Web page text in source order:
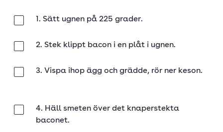
1. Sätt ugnen på 225 grader.
2. Stek klippt bacon i en plåt i ugnen.
3. Vispa ihop ägg och grädde, rör ner keson.
4. Häll smeten över det knaperstekta
baconet.